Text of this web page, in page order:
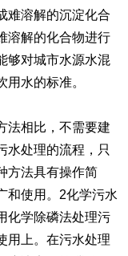
难溶解的沉淀化合
溶解的化合物进行
够对城市水源水混
水的标准。
法相比，不需要建
水处理的流程，只
方法具有操作简
和使用。2化学污水
化学除磷法处理污
用上。在污水处理